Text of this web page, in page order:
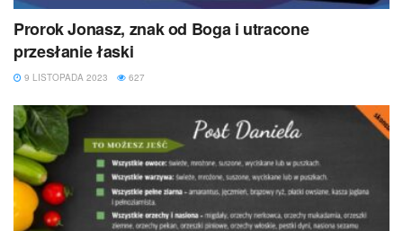
Prorok Jonasz, znak od Boga i utracone
przesłanie łaski
9 LISTOPADA 2023 627